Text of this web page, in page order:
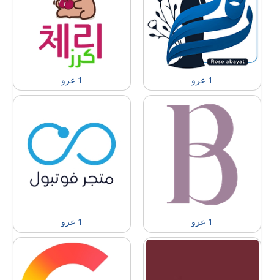
1 عرو 1 عرو
1 عرو 1 عرو